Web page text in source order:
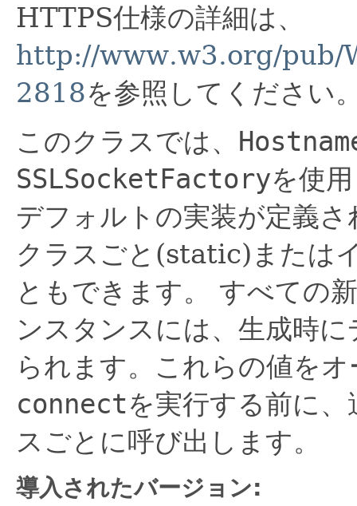
HTTPS仕様の詳細は、
http://www.w3.org/pub/
2818を参照してください
このクラスでは、
SSLSocketFactoryを使
デフォルトの実装が定義
クラスごと(static)または
ともできます。
すべての
ンスタンスには、生成時
られます。これらの値を
connectを実行する前に
スごとに呼び出します。
導入されたバージョン: